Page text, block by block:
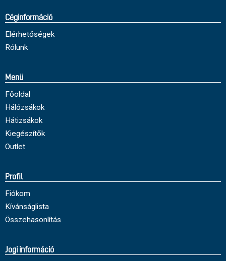
Céginformáció
Elérhetőségek
Rólunk
Menü
Főoldal
Hálózsákok
Hátizsákok
Kiegészítők
Outlet
Profil
Fiókom
Kívánságlista
Összehasonlítás
Jogi információ